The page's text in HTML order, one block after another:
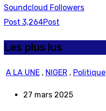
Soundcloud Followers
Post 3,264Post
Les plus lus
A LA UNE , NIGER , Politique
27 mars 2025